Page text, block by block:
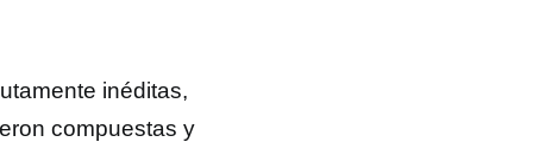
inéditas,
compuestas y